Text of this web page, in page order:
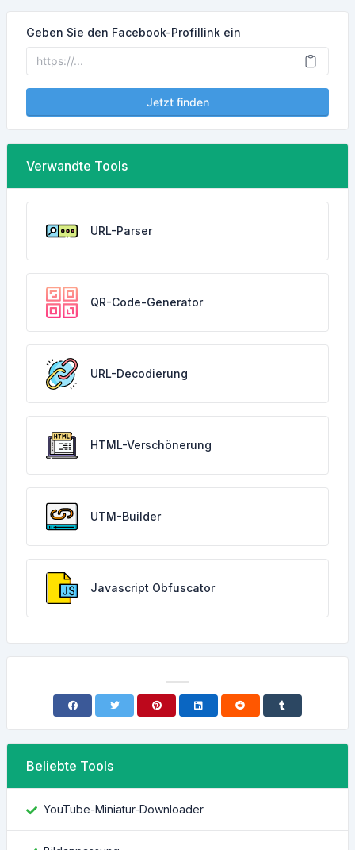
Geben Sie den Facebook-Profillink ein
Jetzt finden
Verwandte Tools
URL-Parser
QR-Code-Generator
URL-Decodierung
HTML-Verschönerung
UTM-Builder
Javascript Obfuscator
Beliebte Tools
YouTube-Miniatur-Downloader